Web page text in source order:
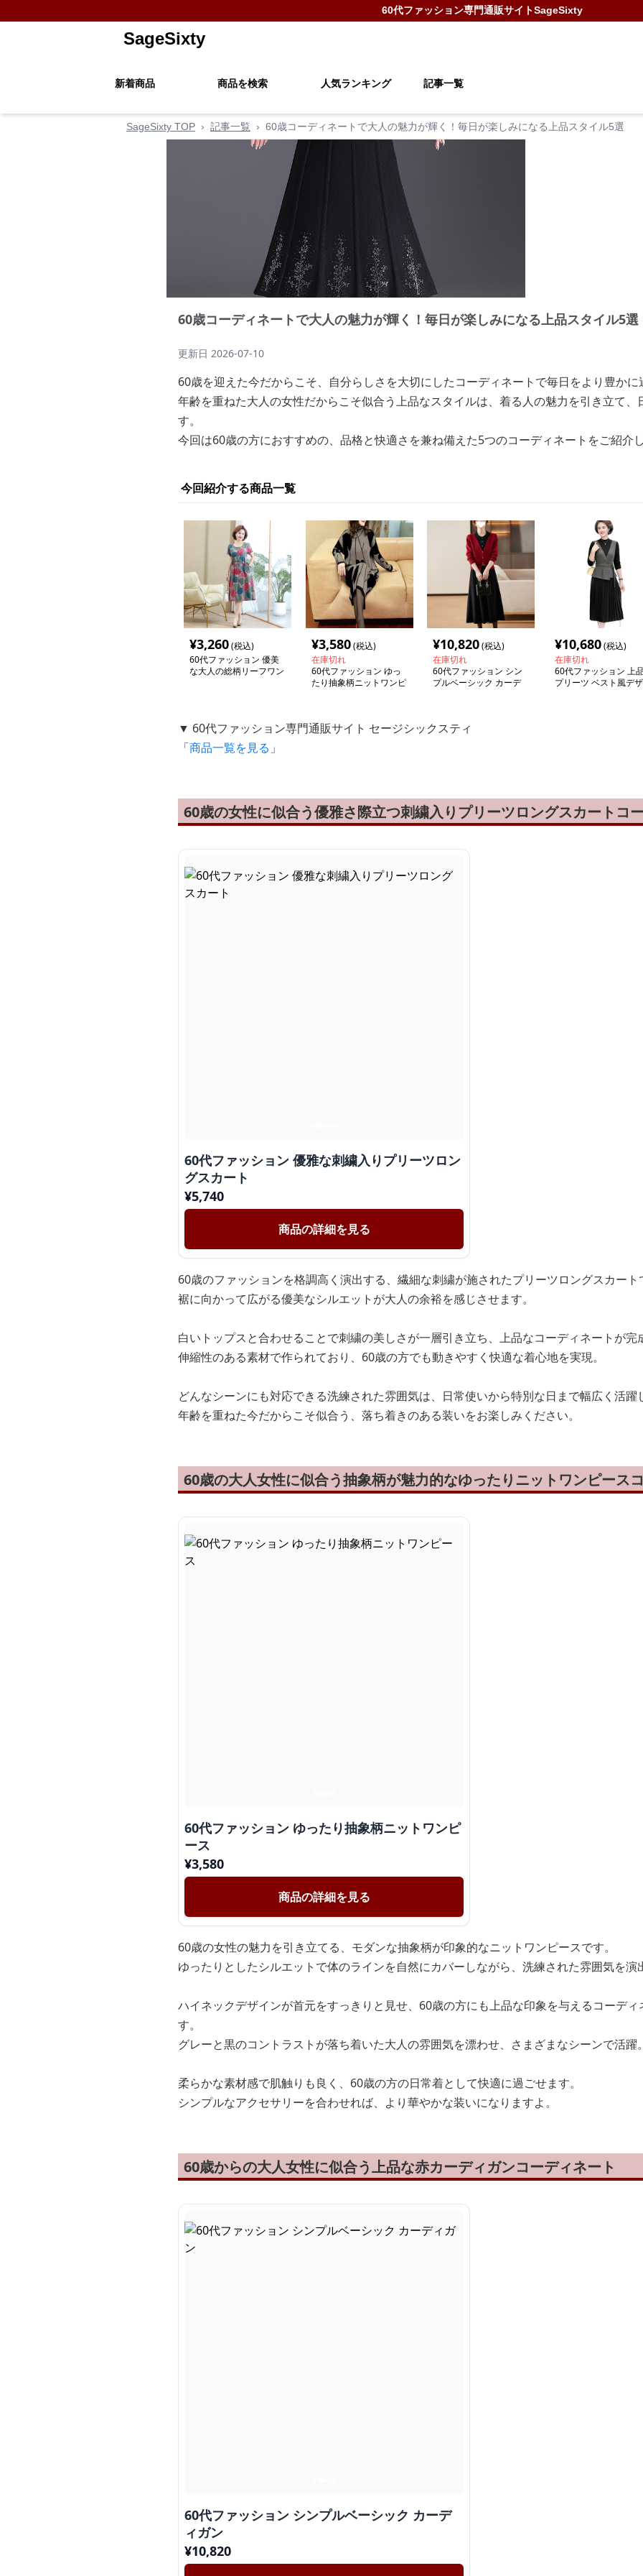
60代ファッション専門通販サイトSageSixty
SageSixty
新着商品 商品を検索 人気ランキング 記事一覧
SageSixty TOP › 記事一覧 › 60歳コーディネートで大人の魅力が輝く！毎日が楽しみになる上品スタイル5選
60歳コーディネートで大人の魅力が輝く！毎日が楽しみになる上品スタイル5選
更新日 2026-07-10
60歳を迎えた今だからこそ、自分らしさを大切にしたコーディネートで毎日をより豊か
年齢を重ねた大人の女性だからこそ似合う上品なスタイルは、着る人の魅力を引き立て
す。
今回は60歳の方におすすめの、品格と快適さを兼ね備えた5つのコーディネートをご紹介
今回紹介する商品一覧
¥3,260(税込)
60代ファッション 優美
な大人の総柄リーフワン
¥3,580(税込)
在庫切れ
60代ファッション ゆっ
たり抽象柄ニットワンピ
¥10,820(税込)
在庫切れ
60代ファッション シン
プルベーシック カーデ
¥10,680(税込)
在庫切れ
60代ファッション 上
プリーツ ベスト風デザ
▼ 60代ファッション専門通販サイト セージシックスティ
「商品一覧を見る 」
60歳の女性に似合う優雅さ際立つ刺繍入りプリーツロングスカートコ
60代ファッション 優雅な刺繍入りプリーツロン
グスカート
¥5,740
商品の詳細を見る
60歳のファッションを格調高く演出する、繊細な刺繍が施されたプリーツロングスカート
裾に向かって広がる優美なシルエットが大人の余裕を感じさせます。
白いトップスと合わせることで刺繍の美しさが一層引き立ち、上品なコーディネートが完
伸縮性のある素材で作られており、60歳の方でも動きやすく快適な着心地を実現。
どんなシーンにも対応できる洗練された雰囲気は、日常使いから特別な日まで幅広く活躍
年齢を重ねた今だからこそ似合う、落ち着きのある装いをお楽しみください。
60歳の大人女性に似合う抽象柄が魅力的なゆったりニットワンピース
60代ファッション ゆったり抽象柄ニットワンピ
ース
¥3,580
商品の詳細を見る
60歳の女性の魅力を引き立てる、モダンな抽象柄が印象的なニットワンピースです。
ゆったりとしたシルエットで体のラインを自然にカバーしながら、洗練された雰囲気を演
ハイネックデザインが首元をすっきりと見せ、60歳の方にも上品な印象を与えるコーデ
す。
グレーと黒のコントラストが落ち着いた大人の雰囲気を漂わせ、さまざまなシーンで活躍
柔らかな素材感で肌触りも良く、60歳の方の日常着として快適に過ごせます。
シンプルなアクセサリーを合わせれば、より華やかな装いになりますよ。
60歳からの大人女性に似合う上品な赤カーディガンコーディネート
60代ファッション シンプルベーシック カーデ
ィガン
¥10,820